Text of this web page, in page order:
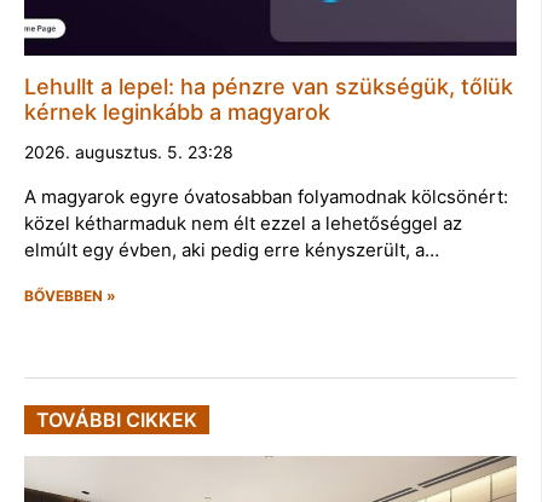
Lehullt a lepel: ha pénzre van szükségük, tőlük
kérnek leginkább a magyarok
2026. augusztus. 5. 23:28
A magyarok egyre óvatosabban folyamodnak kölcsönért:
közel kétharmaduk nem élt ezzel a lehetőséggel az
elmúlt egy évben, aki pedig erre kényszerült, a…
BŐVEBBEN »
TOVÁBBI CIKKEK